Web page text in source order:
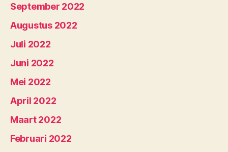
September 2022
Augustus 2022
Juli 2022
Juni 2022
Mei 2022
April 2022
Maart 2022
Februari 2022